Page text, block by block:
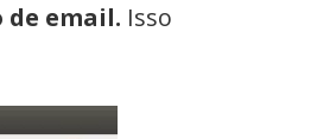
email. Isso